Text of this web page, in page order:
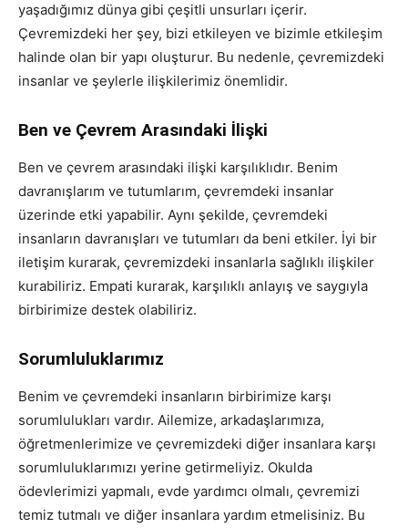
yaşadığımız dünya gibi çeşitli unsurları içerir.
Çevremizdeki her şey, bizi etkileyen ve bizimle etkileşim
halinde olan bir yapı oluşturur. Bu nedenle, çevremizdeki
insanlar ve şeylerle ilişkilerimiz önemlidir.
Ben ve Çevrem Arasındaki İlişki
Ben ve çevrem arasındaki ilişki karşılıklıdır. Benim
davranışlarım ve tutumlarım, çevremdeki insanlar
üzerinde etki yapabilir. Aynı şekilde, çevremdeki
insanların davranışları ve tutumları da beni etkiler. İyi bir
iletişim kurarak, çevremizdeki insanlarla sağlıklı ilişkiler
kurabiliriz. Empati kurarak, karşılıklı anlayış ve saygıyla
birbirimize destek olabiliriz.
Sorumluluklarımız
Benim ve çevremdeki insanların birbirimize karşı
sorumlulukları vardır. Ailemize, arkadaşlarımıza,
öğretmenlerimize ve çevremizdeki diğer insanlara karşı
sorumluluklarımızı yerine getirmeliyiz. Okulda
ödevlerimizi yapmalı, evde yardımcı olmalı, çevremizi
temiz tutmalı ve diğer insanlara yardım etmelisiniz. Bu